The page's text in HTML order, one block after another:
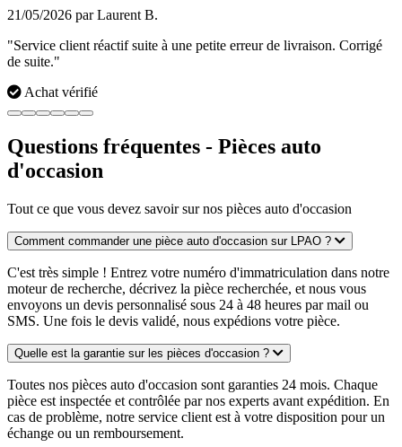
21/05/2026 par Laurent B.
"Service client réactif suite à une petite erreur de livraison. Corrigé
de suite."
Achat vérifié
Questions fréquentes - Pièces auto
d'occasion
Tout ce que vous devez savoir sur nos pièces auto d'occasion
Comment commander une pièce auto d'occasion sur LPAO ?
C'est très simple ! Entrez votre numéro d'immatriculation dans notre
moteur de recherche, décrivez la pièce recherchée, et nous vous
envoyons un devis personnalisé sous 24 à 48 heures par mail ou
SMS. Une fois le devis validé, nous expédions votre pièce.
Quelle est la garantie sur les pièces d'occasion ?
Toutes nos pièces auto d'occasion sont garanties 24 mois. Chaque
pièce est inspectée et contrôlée par nos experts avant expédition. En
cas de problème, notre service client est à votre disposition pour un
échange ou un remboursement.